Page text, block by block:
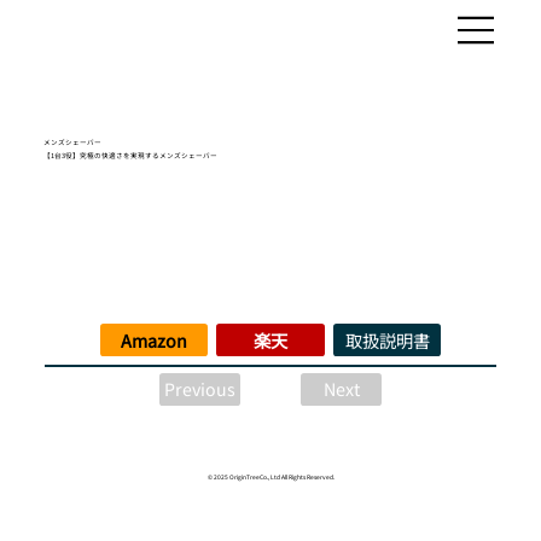
メンズシェーバー
【1台3役】究極の快適さを実現するメンズシェーバー
Amazon 楽天 取扱説明書
Previous Next
© 2025 OriginTreeCo., Ltd All Rights Reserved.